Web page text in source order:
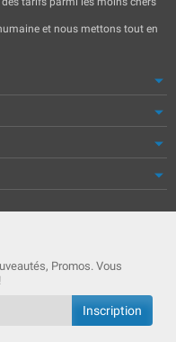
et nous mettons tout en
Promos. Vous